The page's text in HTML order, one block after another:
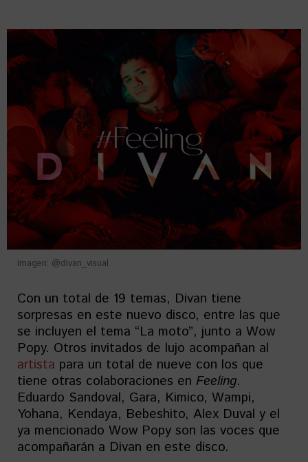
Imagen: @divan_visual
Con un total de 19 temas, Divan tiene
sorpresas en este nuevo disco, entre las que
se incluyen el tema “La moto”, junto a Wow
Popy. Otros invitados de lujo acompañan al
artista para un total de nueve con los que
tiene otras colaboraciones en Feeling.
Eduardo Sandoval, Gara, Kimico, Wampi,
Yohana, Kendaya, Bebeshito, Alex Duval y el
ya mencionado Wow Popy son las voces que
acompañarán a Divan en este disco.